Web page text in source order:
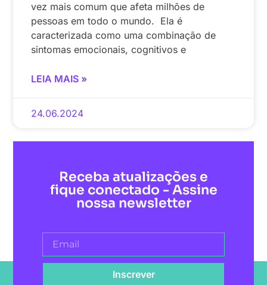
vez mais comum que afeta milhões de
pessoas em todo o mundo. Ela é
caracterizada como uma combinação de
sintomas emocionais, cognitivos e
LEIA MAIS »
24.06.2024
Receba atualizações e
fique conectado - Assine
nossa newsletter
Inscrever